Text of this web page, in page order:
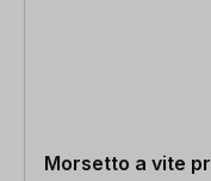
Morsetto a vite